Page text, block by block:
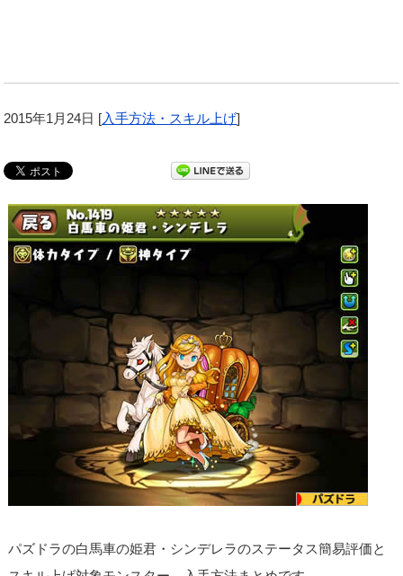
2015年1月24日 [入手方法・スキル上げ]
パズドラの白馬車の姫君・シンデレラのステータス簡易評価と